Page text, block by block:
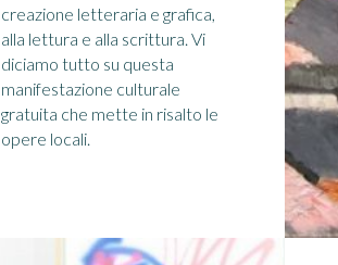
creazione letteraria e grafica,
alla lettura e alla scrittura. Vi
diciamo tutto su questa
manifestazione culturale
gratuita che mette in risalto le
opere locali.